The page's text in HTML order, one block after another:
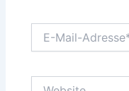
Mail-